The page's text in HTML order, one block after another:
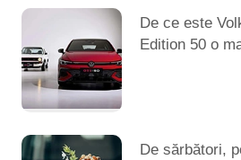
De ce este
Edition 50 o
De sărbători,